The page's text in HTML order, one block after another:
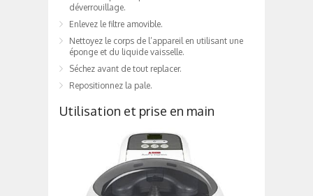
déverrouillage.
Enlevez le filtre amovible.
Nettoyez le corps de l’appareil en utilisant une
éponge et du liquide vaisselle.
Séchez avant de tout replacer.
Repositionnez la pale.
Utilisation et prise en main